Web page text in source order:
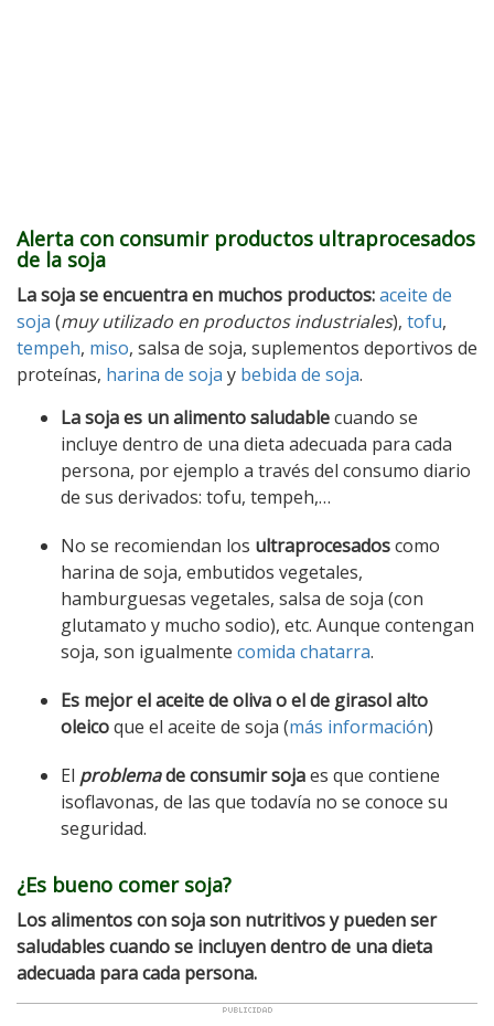
Alerta con consumir productos ultraprocesados
de la soja
La soja se encuentra en muchos productos:aceite de
soja (muy utilizado en productos industriales), tofu,
tempeh, miso, salsa de soja, suplementos deportivos de
proteínas, harina de soja y bebida de soja.
La soja es un alimento saludablecuando se
incluye dentro de una dieta adecuada para cada
persona, por ejemplo a través del consumo diario
de sus derivados: tofu, tempeh,…
No se recomiendan los ultraprocesadoscomo
harina de soja, embutidos vegetales,
hamburguesas vegetales, salsa de soja (con
glutamato y mucho sodio), etc. Aunque contengan
soja, son igualmente comida chatarra.
Es mejor el aceite de oliva o el de girasol alto
oleicoque el aceite de soja (más información)
El problemade consumir sojaes que contiene
isoflavonas, de las que todavía no se conoce su
seguridad.
¿Es bueno comer soja?
Los alimentos con soja son nutritivos y pueden ser
saludables cuando se incluyen dentro de una dieta
adecuada para cada persona.